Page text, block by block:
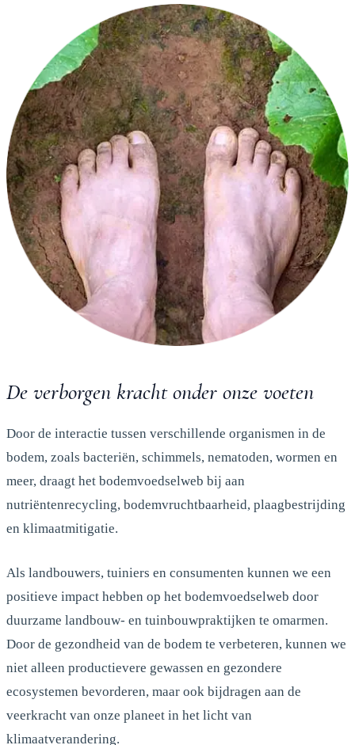
De verborgen kracht onder onze voeten
Door de interactie tussen verschillende organismen in de
bodem, zoals bacteriën, schimmels, nematoden, wormen en
meer, draagt het bodemvoedselweb bij aan
nutriëntenrecycling, bodemvruchtbaarheid, plaagbestrijding
en klimaatmitigatie.
Als landbouwers, tuiniers en consumenten kunnen we een
positieve impact hebben op het bodemvoedselweb door
duurzame landbouw- en tuinbouwpraktijken te omarmen.
Door de gezondheid van de bodem te verbeteren, kunnen we
niet alleen productievere gewassen en gezondere
ecosystemen bevorderen, maar ook bijdragen aan de
veerkracht van onze planeet in het licht van
klimaatverandering.